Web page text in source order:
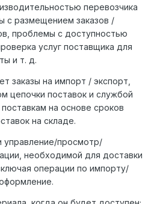
перевозчика
с размещением заказов /
проблемы с доступностью
услуг поставщика для
и т. д.
заказы на импорт / экспорт,
цепочки поставок и службой
на основе сроков
на складе.
управление/просмотр/
необходимой для доставки
операции по импорту/